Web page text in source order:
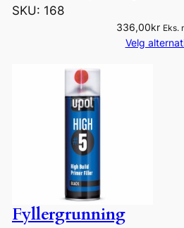
SKU: 168
336,00kr Eks.
Velg
Fyllergrunning